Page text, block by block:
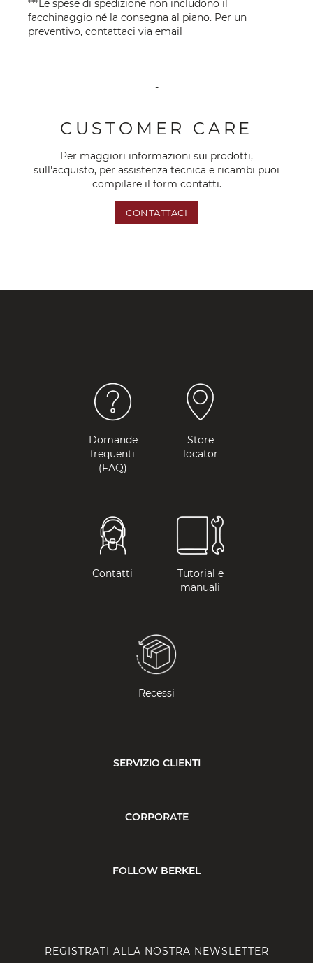
***Le spese di spedizione non includono il
facchinaggio né la consegna al piano. Per un
preventivo, contattaci via email
-
CUSTOMER CARE
Per maggiori informazioni sui prodotti,
sull'acquisto, per assistenza tecnica e ricambi puoi
compilare il form contatti.
CONTATTACI
Domande
frequenti
(FAQ)
Store
locator
Contatti
Tutorial e
manuali
Recessi
SERVIZIO CLIENTI
CORPORATE
FOLLOW BERKEL
REGISTRATI ALLA NOSTRA NEWSLETTER